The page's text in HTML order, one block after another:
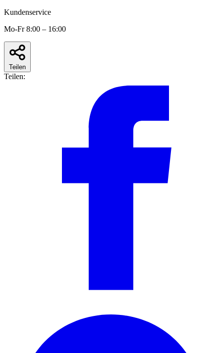
Kundenservice
Mo-Fr 8:00 – 16:00
Teilen
Teilen: